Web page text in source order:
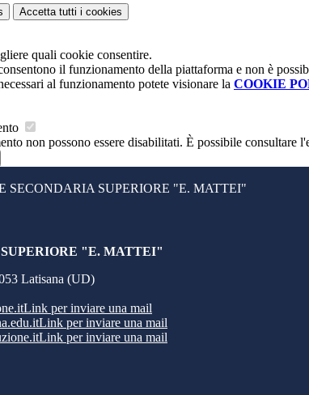
Accetta tutti i cookies
quali cookie consentire.
il funzionamento della piattaforma e non è
al funzionamento potete visionare la COOKIE
non possono essere disabilitati. È possibile consultare
SECONDARIA SUPERIORE "E. MATTEI"
"E. MATTEI"
Latisana (UD)
Link per inviare una mail
Link per inviare una mail
Link per inviare una mail